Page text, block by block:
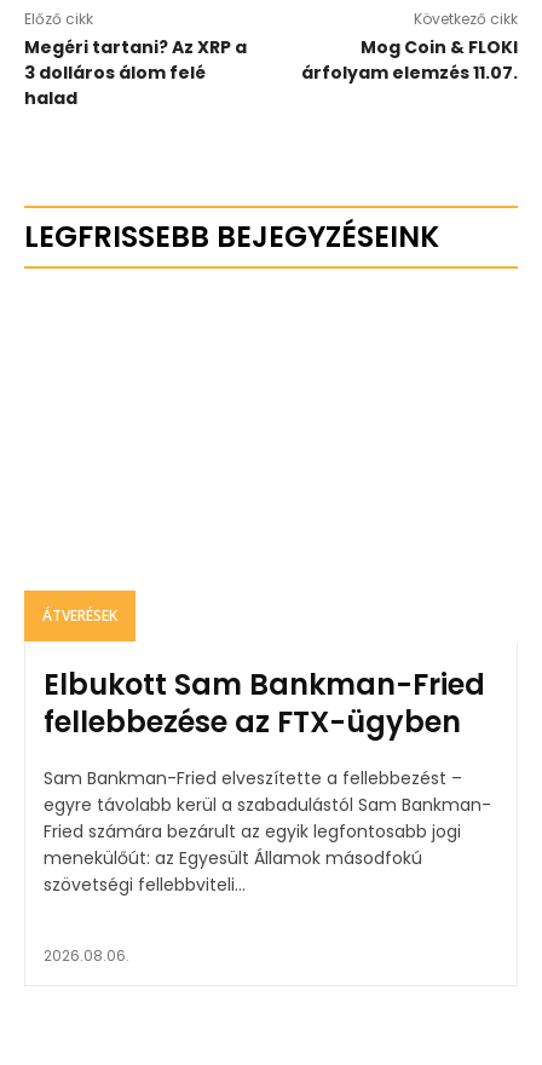
Előző cikk
Megéri tartani? Az XRP a
3 dolláros álom felé
halad
Következő cikk
Mog Coin & FLOKI
árfolyam elemzés 11.07.
LEGFRISSEBB BEJEGYZÉSEINK
ÁTVERÉSEK
Elbukott Sam Bankman-Fried
fellebbezése az FTX-ügyben
Sam Bankman-Fried elveszítette a fellebbezést –
egyre távolabb kerül a szabadulástól Sam Bankman-
Fried számára bezárult az egyik legfontosabb jogi
menekülőút: az Egyesült Államok másodfokú
szövetségi fellebbviteli...
2026.08.06.